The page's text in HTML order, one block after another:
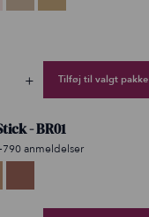
+ Tilføj til valgt pakke
- BR01
anmeldelser